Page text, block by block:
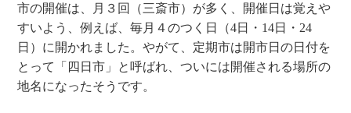
市の開催は、月３回（三斎市）が多く、開催日は覚えや
すいよう、例えば、毎月４のつく日（4日・14日・24
日）に開かれました。やがて、定期市は開市日の日付を
とって「四日市」と呼ばれ、ついには開催される場所の
地名になったそうです。